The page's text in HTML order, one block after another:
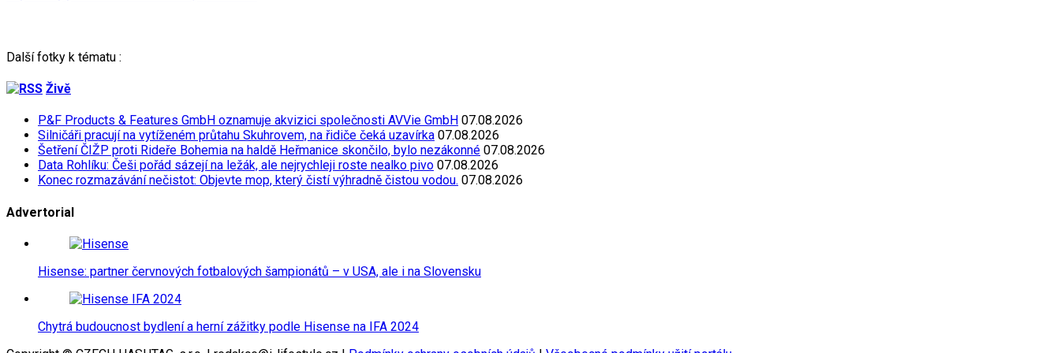
Další fotky k tématu :
Živě
P&F Products & Features GmbH oznamuje akvizici společnosti AVVie GmbH 07.08.2026
Silničáři pracují na vytíženém průtahu Skuhrovem, na řidiče čeká uzavírka 07.08.2026
Šetření ČIŽP proti Rideře Bohemia na haldě Heřmanice skončilo, bylo nezákonné 07.08.2026
Data Rohlíku: Češi pořád sázejí na ležák, ale nejrychleji roste nealko pivo 07.08.2026
Konec rozmazávání nečistot: Objevte mop, který čistí výhradně čistou vodou. 07.08.2026
Advertorial
Hisense: partner červnových fotbalových šampionátů – v USA, ale i na Slovensku
Chytrá budoucnost bydlení a herní zážitky podle Hisense na IFA 2024